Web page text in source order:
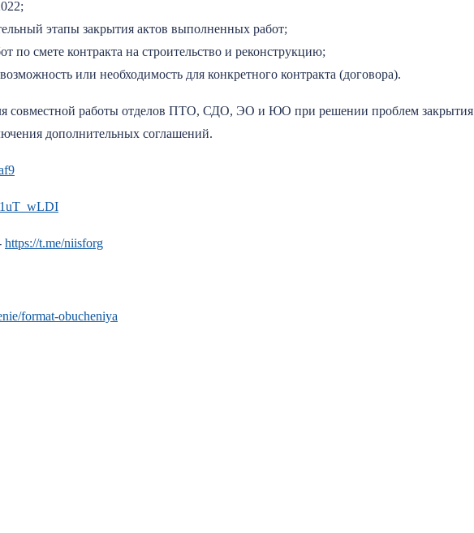
этапы закрытия актов выполненных работ;
смете контракта на строительство и реконструкцию;
или необходимость для конкретного контракта (договора).
совместной работы отделов ПТО, СДО, ЭО и ЮО при решении проблем закрытия
дополнительных соглашений.
https://t.me/niisforg
format-obucheniya